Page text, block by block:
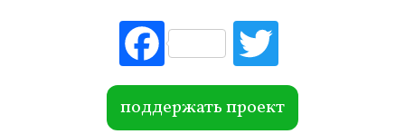
Fac
ebo
ok r
поддержать проект